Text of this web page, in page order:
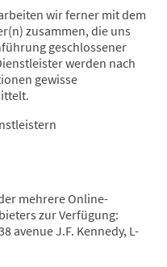
wir ferner mit dem
zusammen, die uns
geschlossener
werden nach
gewisse
mehrere Online-
zur Verfügung:
avenue J.F. Kennedy, L-